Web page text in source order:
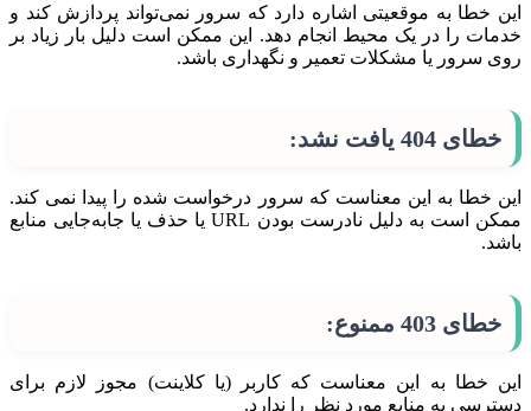
این خطا به موقعیتی اشاره دارد که سرور نمی‌تواند پردازش کند و
خدمات را در یک محیط انجام دهد. این ممکن است دلیل بار زیاد بر
روی سرور یا مشکلات تعمیر و نگهداری باشد.
خطای 404 یافت نشد:
این خطا به این معناست که سرور درخواست شده را پیدا نمی کند.
ممکن است به دلیل نادرست بودن URL یا حذف یا جابه‌جایی منابع
باشد.
خطای 403 ممنوع:
این خطا به این معناست که کاربر (یا کلاینت) مجوز لازم برای
دسترسی به منابع مورد نظر را ندارد.